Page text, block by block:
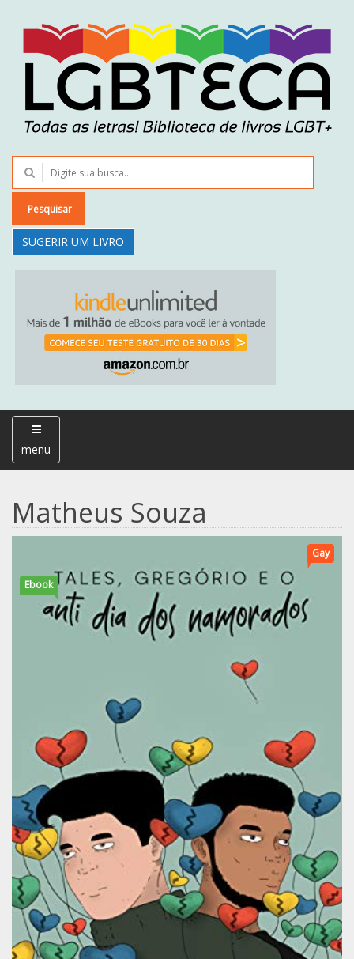
Pesquisar
SUGERIR UM LIVRO
menu
Matheus Souza
Ebook
Gay